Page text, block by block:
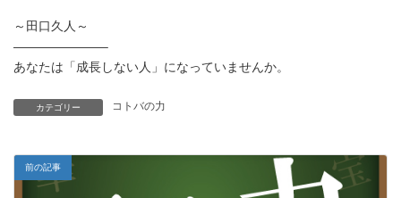
～田口久人～
———————–
あなたは「成長しない人」になっていませんか。
カテゴリー コトバの力
前の記事